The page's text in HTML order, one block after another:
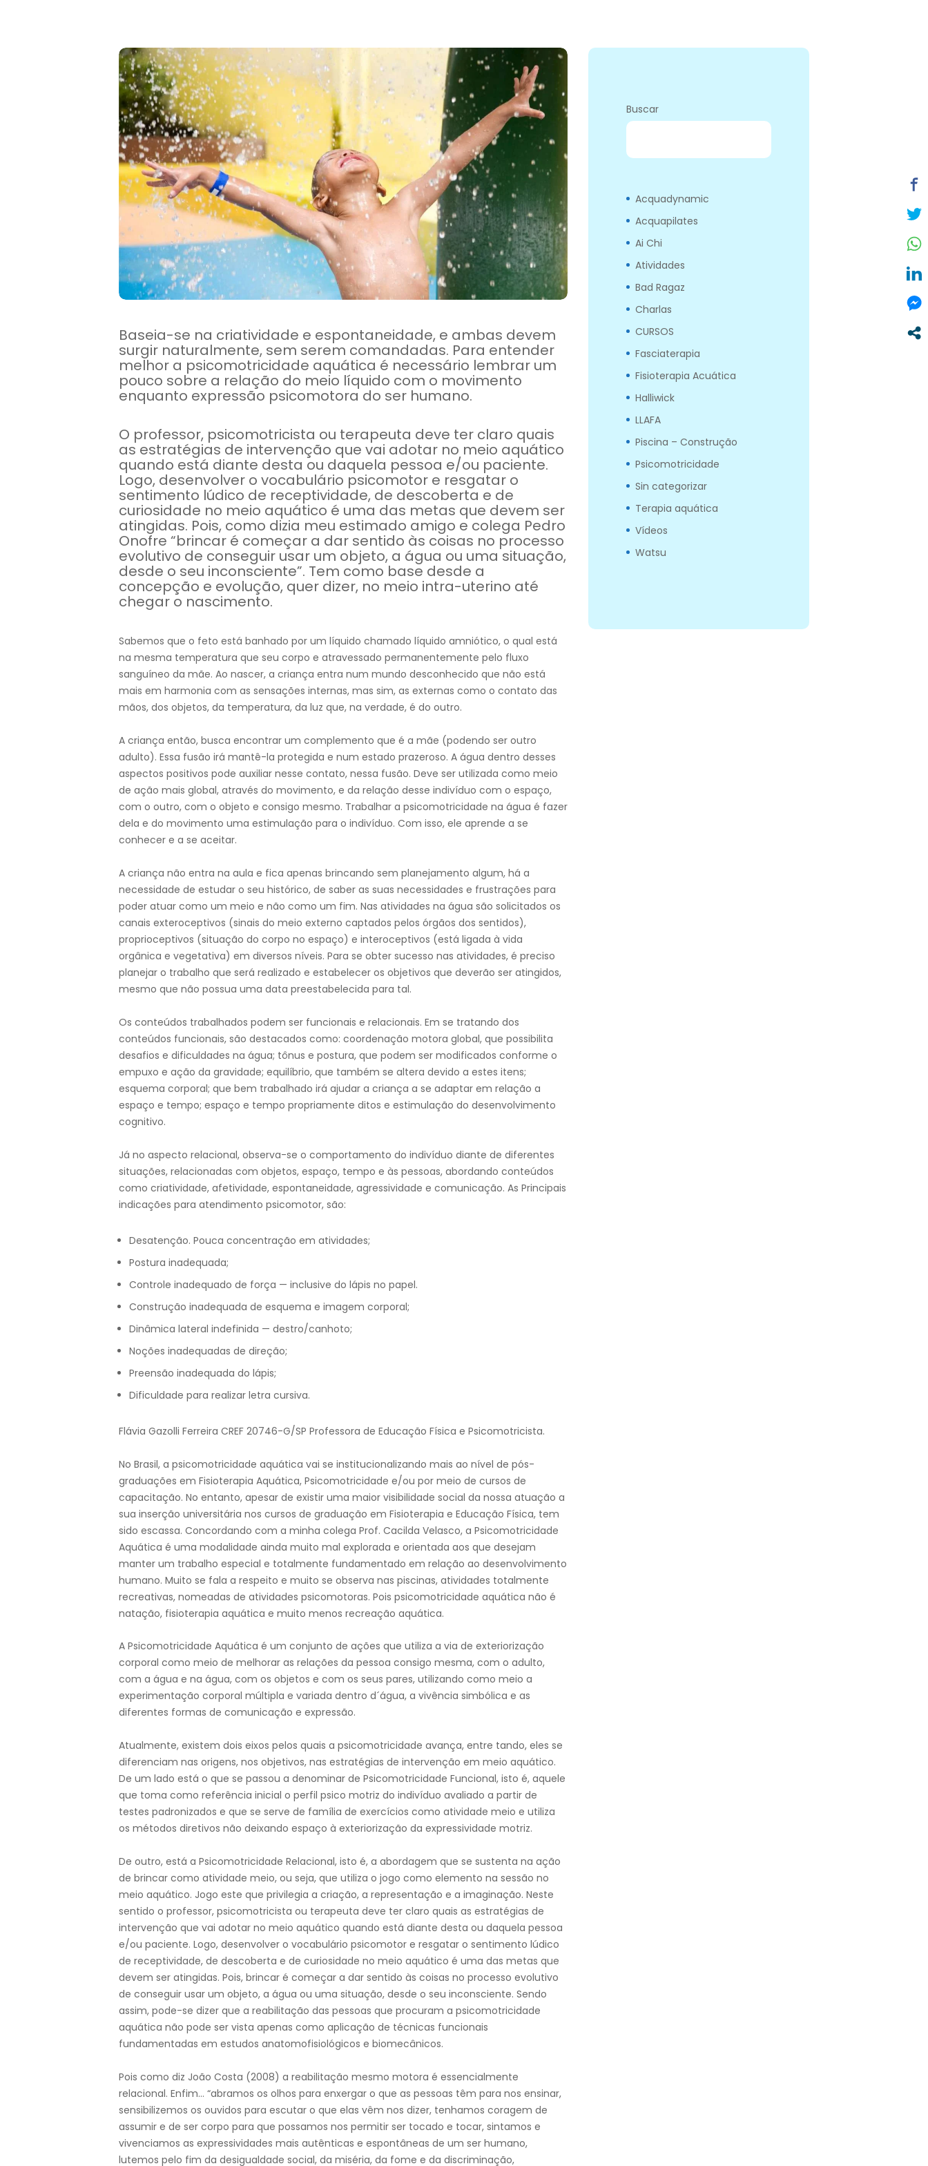
Baseia-se na criatividade e espontaneidade, e ambas devem
surgir naturalmente, sem serem comandadas. Para entender
melhor a psicomotricidade aquática é necessário lembrar um
pouco sobre a relação do meio líquido com o movimento
enquanto expressão psicomotora do ser humano.
O professor, psicomotricista ou terapeuta deve ter claro quais
as estratégias de intervenção que vai adotar no meio aquático
quando está diante desta ou daquela pessoa e/ou paciente.
Logo, desenvolver o vocabulário psicomotor e resgatar o
sentimento lúdico de receptividade, de descoberta e de
curiosidade no meio aquático é uma das metas que devem ser
atingidas. Pois, como dizia meu estimado amigo e colega Pedro
Onofre “brincar é começar a dar sentido às coisas no processo
evolutivo de conseguir usar um objeto, a água ou uma situação,
desde o seu inconsciente”. Tem como base desde a
concepção e evolução, quer dizer, no meio intra-uterino até
chegar o nascimento.
Sabemos que o feto está banhado por um líquido chamado líquido amniótico, o qual está
na mesma temperatura que seu corpo e atravessado permanentemente pelo fluxo
sanguíneo da mãe. Ao nascer, a criança entra num mundo desconhecido que não está
mais em harmonia com as sensações internas, mas sim, as externas como o contato das
mãos, dos objetos, da temperatura, da luz que, na verdade, é do outro.
A criança então, busca encontrar um complemento que é a mãe (podendo ser outro
adulto). Essa fusão irá mantê-la protegida e num estado prazeroso. A água dentro desses
aspectos positivos pode auxiliar nesse contato, nessa fusão. Deve ser utilizada como meio
de ação mais global, através do movimento, e da relação desse indivíduo com o espaço,
com o outro, com o objeto e consigo mesmo. Trabalhar a psicomotricidade na água é fazer
dela e do movimento uma estimulação para o indivíduo. Com isso, ele aprende a se
conhecer e a se aceitar.
A criança não entra na aula e fica apenas brincando sem planejamento algum, há a
necessidade de estudar o seu histórico, de saber as suas necessidades e frustrações para
poder atuar como um meio e não como um fim. Nas atividades na água são solicitados os
canais exteroceptivos (sinais do meio externo captados pelos órgãos dos sentidos),
proprioceptivos (situação do corpo no espaço) e interoceptivos (está ligada à vida
orgânica e vegetativa) em diversos níveis. Para se obter sucesso nas atividades, é preciso
planejar o trabalho que será realizado e estabelecer os objetivos que deverão ser atingidos,
mesmo que não possua uma data preestabelecida para tal.
Os conteúdos trabalhados podem ser funcionais e relacionais. Em se tratando dos
conteúdos funcionais, são destacados como: coordenação motora global, que possibilita
desafios e dificuldades na água; tônus e postura, que podem ser modificados conforme o
empuxo e ação da gravidade; equilíbrio, que também se altera devido a estes itens;
esquema corporal; que bem trabalhado irá ajudar a criança a se adaptar em relação a
espaço e tempo; espaço e tempo propriamente ditos e estimulação do desenvolvimento
cognitivo.
Já no aspecto relacional, observa-se o comportamento do indivíduo diante de diferentes
situações, relacionadas com objetos, espaço, tempo e às pessoas, abordando conteúdos
como criatividade, afetividade, espontaneidade, agressividade e comunicação. As Principais
indicações para atendimento psicomotor, são:
Desatenção. Pouca concentração em atividades;
Postura inadequada;
Controle inadequado de força — inclusive do lápis no papel.
Construção inadequada de esquema e imagem corporal;
Dinâmica lateral indefinida — destro/canhoto;
Noções inadequadas de direção;
Preensão inadequada do lápis;
Dificuldade para realizar letra cursiva.
Flávia Gazolli Ferreira CREF 20746-G/SP Professora de Educação Física e Psicomotricista.
No Brasil, a psicomotricidade aquática vai se institucionalizando mais ao nível de pós-
graduações em Fisioterapia Aquática, Psicomotricidade e/ou por meio de cursos de
capacitação. No entanto, apesar de existir uma maior visibilidade social da nossa atuação a
sua inserção universitária nos cursos de graduação em Fisioterapia e Educação Física, tem
sido escassa. Concordando com a minha colega Prof. Cacilda Velasco, a Psicomotricidade
Aquática é uma modalidade ainda muito mal explorada e orientada aos que desejam
manter um trabalho especial e totalmente fundamentado em relação ao desenvolvimento
humano. Muito se fala a respeito e muito se observa nas piscinas, atividades totalmente
recreativas, nomeadas de atividades psicomotoras. Pois psicomotricidade aquática não é
natação, fisioterapia aquática e muito menos recreação aquática.
A Psicomotricidade Aquática é um conjunto de ações que utiliza a via de exteriorização
corporal como meio de melhorar as relações da pessoa consigo mesma, com o adulto,
com a água e na água, com os objetos e com os seus pares, utilizando como meio a
experimentação corporal múltipla e variada dentro d´água, a vivência simbólica e as
diferentes formas de comunicação e expressão.
Atualmente, existem dois eixos pelos quais a psicomotricidade avança, entre tando, eles se
diferenciam nas origens, nos objetivos, nas estratégias de intervenção em meio aquático.
De um lado está o que se passou a denominar de Psicomotricidade Funcional, isto é, aquele
que toma como referência inicial o perfil psico motriz do indivíduo avaliado a partir de
testes padronizados e que se serve de família de exercícios como atividade meio e utiliza
os métodos diretivos não deixando espaço à exteriorização da expressividade motriz.
De outro, está a Psicomotricidade Relacional, isto é, a abordagem que se sustenta na ação
de brincar como atividade meio, ou seja, que utiliza o jogo como elemento na sessão no
meio aquático. Jogo este que privilegia a criação, a representação e a imaginação. Neste
sentido o professor, psicomotricista ou terapeuta deve ter claro quais as estratégias de
intervenção que vai adotar no meio aquático quando está diante desta ou daquela pessoa
e/ou paciente. Logo, desenvolver o vocabulário psicomotor e resgatar o sentimento lúdico
de receptividade, de descoberta e de curiosidade no meio aquático é uma das metas que
devem ser atingidas. Pois, brincar é começar a dar sentido às coisas no processo evolutivo
de conseguir usar um objeto, a água ou uma situação, desde o seu inconsciente. Sendo
assim, pode-se dizer que a reabilitação das pessoas que procuram a psicomotricidade
aquática não pode ser vista apenas como aplicação de técnicas funcionais
fundamentadas em estudos anatomofisiológicos e biomecânicos.
Pois como diz João Costa (2008) a reabilitação mesmo motora é essencialmente
relacional. Enfim… “abramos os olhos para enxergar o que as pessoas têm para nos ensinar,
sensibilizemos os ouvidos para escutar o que elas vêm nos dizer, tenhamos coragem de
assumir e de ser corpo para que possamos nos permitir ser tocado e tocar, sintamos e
vivenciamos as expressividades mais autênticas e espontâneas de um ser humano,
lutemos pelo fim da desigualdade social, da miséria, da fome e da discriminação,
Buscar
Acquadynamic
Acquapilates
Ai Chi
Atividades
Bad Ragaz
Charlas
CURSOS
Fasciaterapia
Fisioterapia Acuática
Halliwick
LLAFA
Piscina – Construção
Psicomotricidade
Sin categorizar
Terapia aquática
Vídeos
Watsu